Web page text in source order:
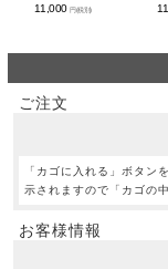
11,000円(税別)
ご注文
「カゴに入れる」ボタン
示されますので「カゴの
お客様情報